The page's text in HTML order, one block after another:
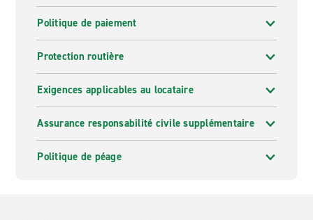
Politique de paiement
Protection routière
Exigences applicables au locataire
Assurance responsabilité civile supplémentaire
Politique de péage